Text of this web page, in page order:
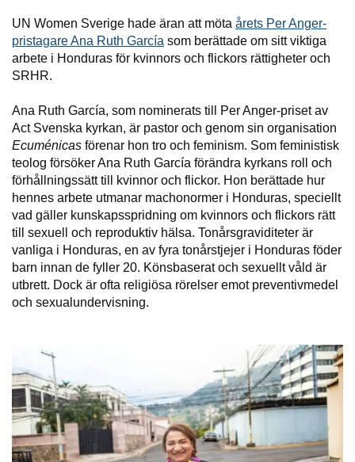
UN Women Sverige hade äran att möta årets Per Anger-
pristagare Ana Ruth García som berättade om sitt viktiga
arbete i Honduras för kvinnors och flickors rättigheter och
SRHR.
Ana Ruth García, som nominerats till Per Anger-priset av
Act Svenska kyrkan, är pastor och genom sin organisation
Ecuménicas förenar hon tro och feminism. Som feministisk
teolog försöker Ana Ruth García förändra kyrkans roll och
förhållningssätt till kvinnor och flickor. Hon berättade hur
hennes arbete utmanar machonormer i Honduras, speciellt
vad gäller kunskapsspridning om kvinnors och flickors rätt
till sexuell och reproduktiv hälsa. Tonårsgraviditeter är
vanliga i Honduras, en av fyra tonårstjejer i Honduras föder
barn innan de fyller 20. Könsbaserat och sexuellt våld är
utbrett. Dock är ofta religiösa rörelser emot preventivmedel
och sexualundervisning.